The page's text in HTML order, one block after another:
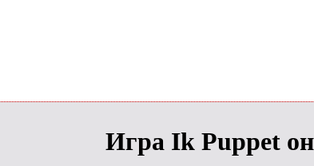
Игра Ik Puppet